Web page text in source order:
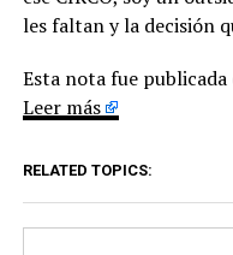
les faltan y la decisión
Esta nota fue
Leer más
RELATED TOPICS: